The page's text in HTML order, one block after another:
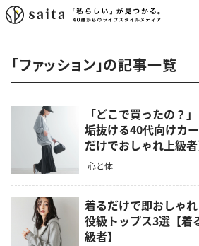
「ファッション」の記事一覧
「どこで買ったの？
垢抜ける40代向けカ
だけでおしゃれ上級者
心と体
着るだけで即おしゃ
役級トップス3選【着
級者】